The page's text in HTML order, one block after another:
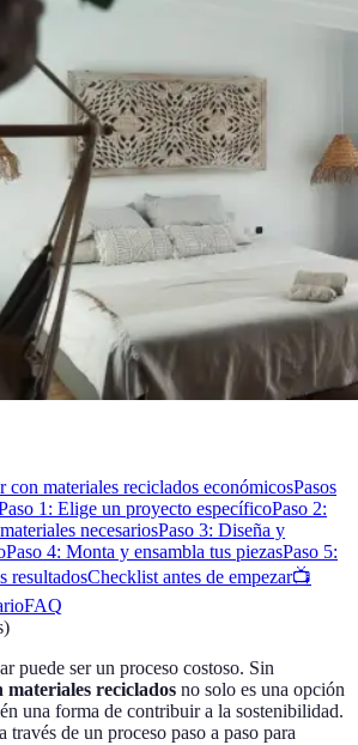
con materiales reciclados económicosPasos
1: Elige un proyecto específicoPaso 2:
necesariosPaso 3: Diseña y
Paso 4: Monta y ensambla tus piezasPaso 5:
resultadosChecklist antes de empezar📺
FAQ
)
puede ser un proceso costoso. Sin
materiales reciclados no solo es una opción
una forma de contribuir a la sostenibilidad.
través de un proceso paso a paso para